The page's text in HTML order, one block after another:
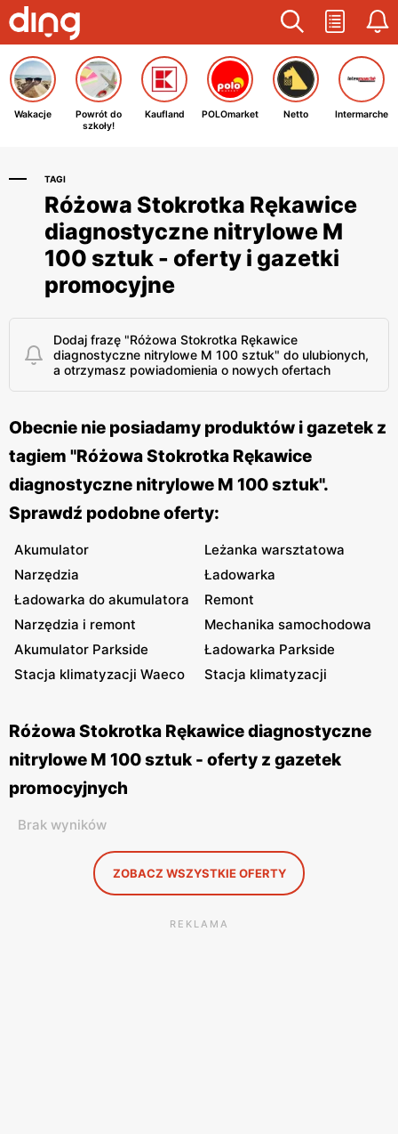
Wakacje
Powrót do
szkoły!
Kaufland POLOmarket Netto Intermarche
TAGI
Różowa Stokrotka Rękawice
diagnostyczne nitrylowe M
100 sztuk - oferty i gazetki
promocyjne
Dodaj frazę "Różowa Stokrotka Rękawice
diagnostyczne nitrylowe M 100 sztuk" do ulubionych,
a otrzymasz powiadomienia o nowych ofertach
Obecnie nie posiadamy produktów i gazetek z
tagiem "Różowa Stokrotka Rękawice
diagnostyczne nitrylowe M 100 sztuk".
Sprawdź podobne oferty:
Akumulator
Leżanka warsztatowa
Narzędzia
Ładowarka
Ładowarka do akumulatora
Remont
Narzędzia i remont
Mechanika samochodowa
Akumulator Parkside
Ładowarka Parkside
Stacja klimatyzacji Waeco
Stacja klimatyzacji
Różowa Stokrotka Rękawice diagnostyczne
nitrylowe M 100 sztuk - oferty z gazetek
promocyjnych
Brak wyników
ZOBACZ WSZYSTKIE OFERTY
REKLAMA